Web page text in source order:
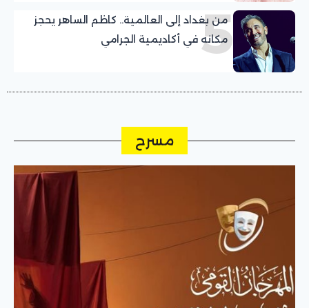
5
من بغداد إلى العالمية.. كاظم الساهر يحجز
مكانه في أكاديمية الجرامي
مسرح